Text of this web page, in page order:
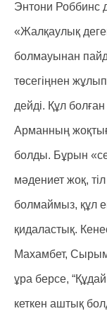
Энтони Роббинс
«Жалқаулық
болмауынан
төсегіңнен
дейді. Құл
Арманның
болды. Бұрын
мәдениет жоқ,
болмаймыз, құл
қидаластық.
Махамбет, Сырым
ұра берсе,
кеткен аштық